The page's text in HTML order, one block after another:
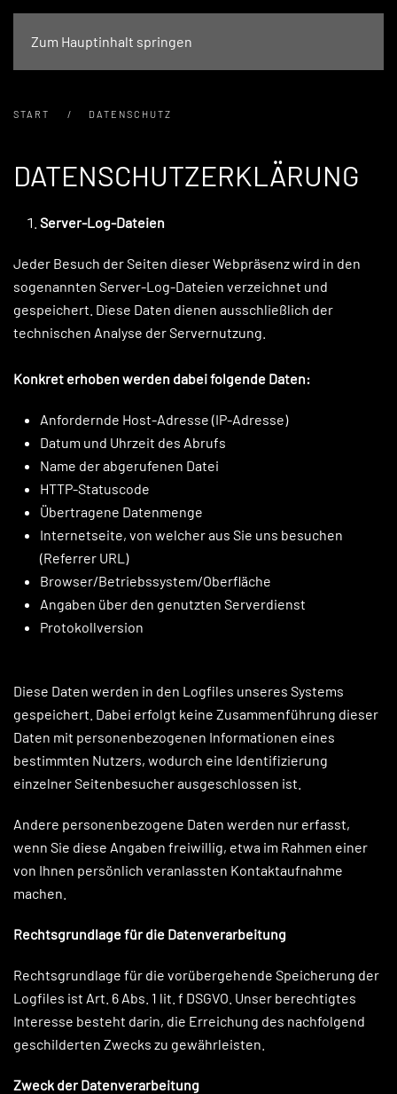
Zum Hauptinhalt springen
START DATENSCHUTZ
DATENSCHUTZERKLÄRUNG
Server-Log-Dateien
Jeder Besuch der Seiten dieser Webpräsenz wird in den
sogenannten Server-Log-Dateien verzeichnet und
gespeichert. Diese Daten dienen ausschließlich der
technischen Analyse der Servernutzung.
Konkret erhoben werden dabei folgende Daten:
Anfordernde Host-Adresse (IP-Adresse)
Datum und Uhrzeit des Abrufs
Name der abgerufenen Datei
HTTP-Statuscode
Übertragene Datenmenge
Internetseite, von welcher aus Sie uns besuchen
(Referrer URL)
Browser/Betriebssystem/Oberfläche
Angaben über den genutzten Serverdienst
Protokollversion
Diese Daten werden in den Logfiles unseres Systems
gespeichert. Dabei erfolgt keine Zusammenführung dieser
Daten mit personenbezogenen Informationen eines
bestimmten Nutzers, wodurch eine Identifizierung
einzelner Seitenbesucher ausgeschlossen ist.
Andere personenbezogene Daten werden nur erfasst,
wenn Sie diese Angaben freiwillig, etwa im Rahmen einer
von Ihnen persönlich veranlassten Kontaktaufnahme
machen.
Rechtsgrundlage für die Datenverarbeitung
Rechtsgrundlage für die vorübergehende Speicherung der
Logfiles ist Art. 6 Abs. 1 lit. f DSGVO. Unser berechtigtes
Interesse besteht darin, die Erreichung des nachfolgend
geschilderten Zwecks zu gewährleisten.
Zweck der Datenverarbeitung